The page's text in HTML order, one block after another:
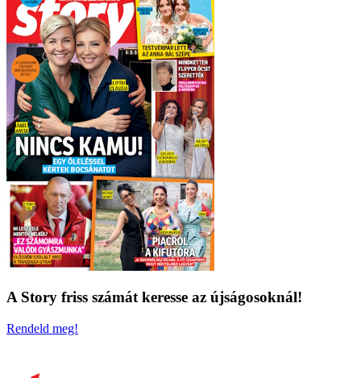
A Story friss számát keresse az újságosoknál!
Rendeld meg!